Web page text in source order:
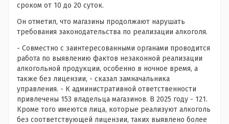
сроком от 10 до 20 суток.
Он отметил, что магазины продолжают нарушать
требования законодательства по реализации алкоголя.
- Совместно с заинтересованными органами проводится
работа по выявлению фактов незаконной реализации
алкогольной продукции, особенно в ночное время, а
также без лицензии, - сказал замначальника
управления. - К административной ответственности
привлечены 153 владельца магазинов. В 2025 году - 121.
Кроме того имеются лица, которые реализуют алкоголь
без соответствующей лицензии, таких выявлено более